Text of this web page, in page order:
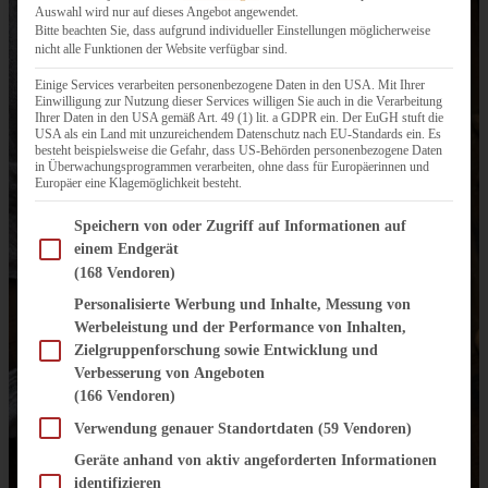
Auswahl wird nur auf dieses Angebot angewendet.
Bitte beachten Sie, dass aufgrund individueller Einstellungen möglicherweise
nicht alle Funktionen der Website verfügbar sind.
Einige Services verarbeiten personenbezogene Daten in den USA. Mit Ihrer
Einwilligung zur Nutzung dieser Services willigen Sie auch in die Verarbeitung
Ihrer Daten in den USA gemäß Art. 49 (1) lit. a GDPR ein. Der EuGH stuft die
USA als ein Land mit unzureichendem Datenschutz nach EU-Standards ein. Es
besteht beispielsweise die Gefahr, dass US-Behörden personenbezogene Daten
in Überwachungsprogrammen verarbeiten, ohne dass für Europäerinnen und
Europäer eine Klagemöglichkeit besteht.
Im Folgenden finden Sie eine Liste der Zwecke des IAB Transparency and Consent
Speichern von oder Zugriff auf Informationen auf
einem Endgerät
(168 Vendoren)
Personalisierte Werbung und Inhalte, Messung von
Werbeleistung und der Performance von Inhalten,
Zielgruppenforschung sowie Entwicklung und
Verbesserung von Angeboten
(166 Vendoren)
Verwendung genauer Standortdaten (59 Vendoren)
Geräte anhand von aktiv angeforderten Informationen
identifizieren